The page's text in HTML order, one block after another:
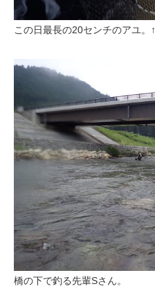
この日最長の20センチのアユ。↑
橋の下で釣る先輩Sさん。